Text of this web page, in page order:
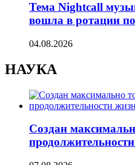
Тема Nightcall
вошла в ротации
04.08.2026
НАУКА
Создан